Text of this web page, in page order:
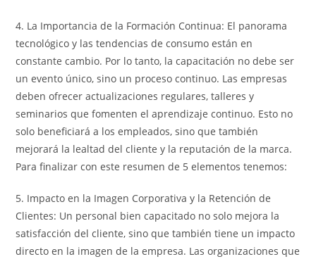
4. La Importancia de la Formación Continua: El panorama
tecnológico y las tendencias de consumo están en
constante cambio. Por lo tanto, la capacitación no debe ser
un evento único, sino un proceso continuo. Las empresas
deben ofrecer actualizaciones regulares, talleres y
seminarios que fomenten el aprendizaje continuo. Esto no
solo beneficiará a los empleados, sino que también
mejorará la lealtad del cliente y la reputación de la marca.
Para finalizar con este resumen de 5 elementos tenemos:
5. Impacto en la Imagen Corporativa y la Retención de
Clientes: Un personal bien capacitado no solo mejora la
satisfacción del cliente, sino que también tiene un impacto
directo en la imagen de la empresa. Las organizaciones que